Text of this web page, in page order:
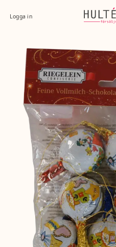
Logga in